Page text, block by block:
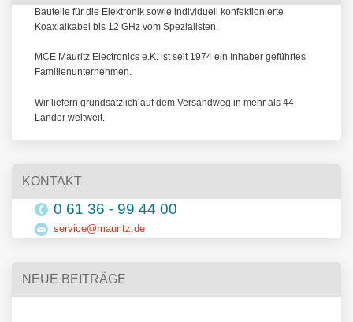
Bauteile für die Elektronik sowie individuell konfektionierte
Koaxialkabel bis 12 GHz vom Spezialisten.
MCE Mauritz Electronics e.K. ist seit 1974 ein Inhaber geführtes
Familienunternehmen.
Wir liefern grundsätzlich auf dem Versandweg in mehr als 44
Länder weltweit.
KONTAKT
0 61 36 - 99 44 00
service@mauritz.de
NEUE BEITRÄGE